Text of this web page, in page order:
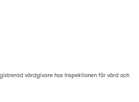
vårdgivare hos Inspektionen för vård och